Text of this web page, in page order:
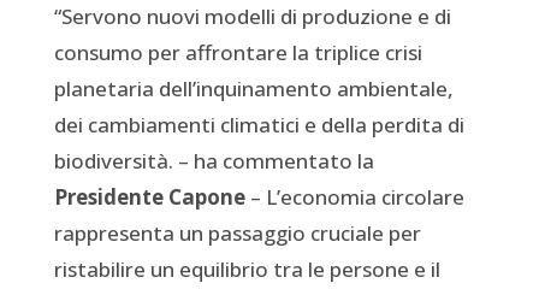
“Servono nuovi modelli di produzione e di
consumo per affrontare la triplice crisi
planetaria dell’inquinamento ambientale,
dei cambiamenti climatici e della perdita di
biodiversità. – ha commentato la
Presidente Capone– L’economia circolare
rappresenta un passaggio cruciale per
ristabilire un equilibrio tra le persone e il